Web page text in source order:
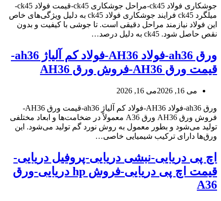
جوشکاری فولاد ck45-مراحل جوشکاری ck45-قیمت فولاد ck45-
میلگرد ck45 فرایند جوشکاری فولاد ck45 به دلیل ویژگی‌های خاص
این فولاد نیازمند مراحل دقیقی است. تا جوشی با کیفیت و بدون
نقص حاصل شود. ck45 به دلیل درصد…
ورق ah36-فولاد AH36-فولاد کم آلیاژ ah36-
قیمت ورق AH36-فروش ورق AH36
می 16, 2026 می 16, 2026
ورق ah36-فولاد AH36-فولاد کم آلیاژ ah36-قیمت ورق AH36-
فروش ورق AH36 ورق A36 معمولاً در ضخامت‌ها و ابعاد مختلفی
تولید می‌شود و بطور معمول به روش نورد گم تولید می‌شود. این
ورق‌ها دارای ترکیب شیمیایی خاصی…
اچ پی دریایی-نبشی دریایی-پروفیل دریایی-
قیمت اچ پی دریایی-فروش hp دریایی-ورق
A36